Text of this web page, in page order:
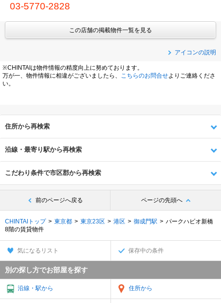
03-5770-2828
この店舗の掲載物件一覧を見る
アイコンの説明
※CHINTAIは物件情報の精度向上に努めております。
万が一、物件情報に相違がございましたら、
こちらのお問合せよりご連絡くださ
い。
住所から再検索
沿線・最寄り駅から再検索
こだわり条件で市区郡から再検索
前のページへ戻る ページの先頭へ
CHINTAIトップ 東京都 東京23区 港区 御成門駅
パークハビオ新橋
8階の賃貸物件
気になるリスト 保存中の条件
別の探し方でお部屋を探す
沿線・駅から 住所から